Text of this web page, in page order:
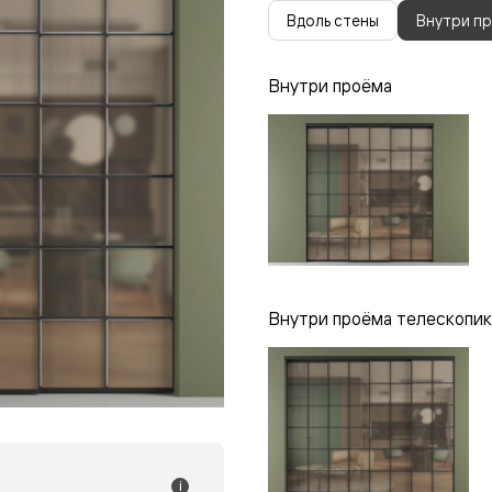
i
Вдоль стены Внутри
Внутри проёма
Внутри проёма